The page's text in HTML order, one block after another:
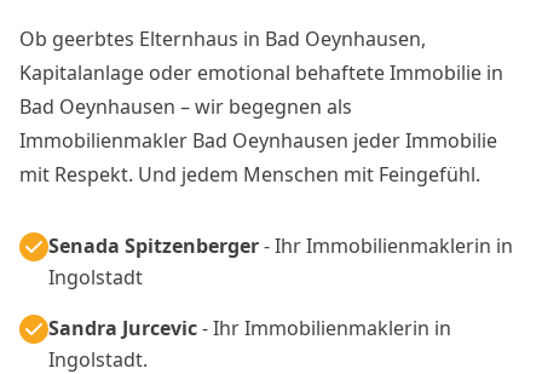
Ob geerbtes Elternhaus in Bad Oeynhausen,
Kapitalanlage oder emotional behaftete Immobilie in
Bad Oeynhausen – wir begegnen als
Immobilienmakler Bad Oeynhausen jeder Immobilie
mit Respekt. Und jedem Menschen mit Feingefühl.
Senada Spitzenberger- Ihr Immobilienmaklerin in
Ingolstadt
Sandra Jurcevic- Ihr Immobilienmaklerin in
Ingolstadt.